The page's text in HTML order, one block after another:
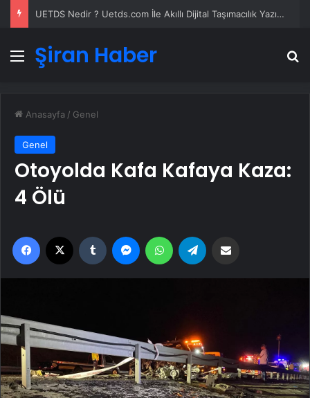
UETDS Nedir ? Uetds.com İle Akıllı Dijital Taşımacılık Yazılımı
Menü
Şiran Haber
Anasayfa / Genel
Genel
Otoyolda Kafa Kafaya Kaza:
4 Ölü
Facebook Tumblr MessengerWhatsApp